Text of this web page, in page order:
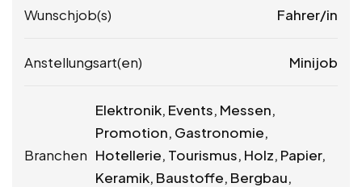
Wunschjob(s) Fahrer/in
Anstellungsart(en) Minijob
Branchen
Elektronik, Events, Messen,
Promotion, Gastronomie,
Hotellerie, Tourismus, Holz, Papier,
Keramik, Baustoffe, Bergbau,